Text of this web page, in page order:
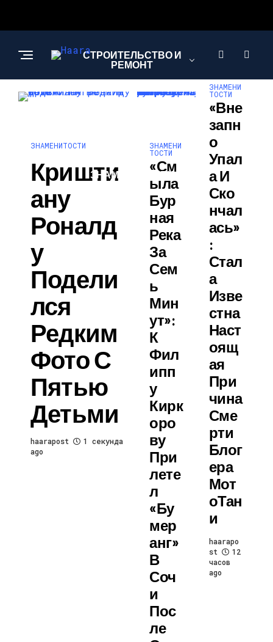
СТРОИТЕЛЬСТВО И
РЕМОНТ
ЗНАМЕНИТОСТИ
ЗНАМЕНИТОСТИ
Кришти
Ану
Роналд
У
Подели
Лся
Редким
Фото С
Пятью
Детьми
haarapost
1 секунда
ago
ЗНАМЕНИ
ТОСТИ
«См
Ыла
Бур
Ная
Река
За
Сем
Ь
Мин
Ут»:
К
Фил
Ипп
У
Кирк
Оро
Ву
При
Лете
Л
«бу
Мер
Анг»
В
Соч
И
Пос
Ле
ЗНАМЕНИ
ТОСТИ
«Вне
Запн
О
Упал
А И
Ско
Нчал
Ась»
:
Стал
А
Изве
Стна
Наст
Оящ
Ая
При
Чина
Сме
Рти
Блог
Ера
Мот
ОТан
И
haarapo
st
12
часов
ago